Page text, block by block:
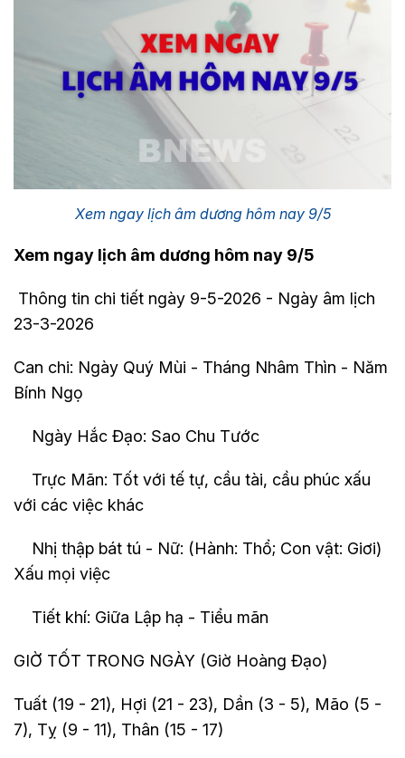
Xem ngay lịch âm dương hôm nay 9/5
Xem ngay lịch âm dương hôm nay 9/5
Thông tin chi tiết ngày 9-5-2026 - Ngày âm lịch
23-3-2026
Can chi: Ngày Quý Mùi - Tháng Nhâm Thìn - Năm
Bính Ngọ
Ngày Hắc Đạo: Sao Chu Tước
Trực Mãn: Tốt với tế tự, cầu tài, cầu phúc xấu
với các việc khác
Nhị thập bát tú - Nữ: (Hành: Thổ; Con vật: Giơi)
Xấu mọi việc
Tiết khí: Giữa Lập hạ - Tiểu mãn
GIỜ TỐT TRONG NGÀY (Giờ Hoàng Đạo)
Tuất (19 - 21), Hợi (21 - 23), Dần (3 - 5), Mão (5 -
7), Tỵ (9 - 11), Thân (15 - 17)